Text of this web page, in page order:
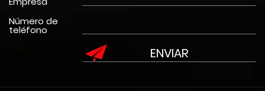
Número de
teléfono